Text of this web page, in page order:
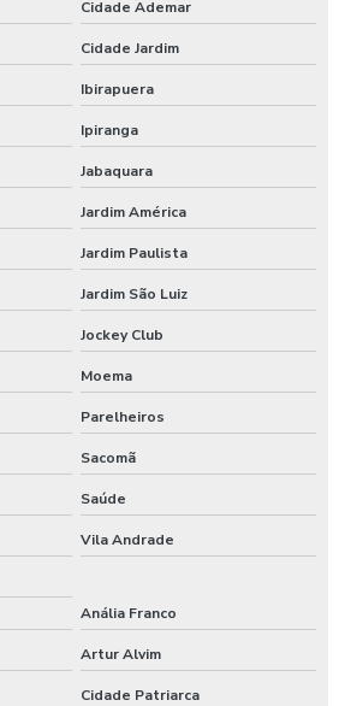
Cidade Ademar
Cidade Jardim
Ibirapuera
Ipiranga
Jabaquara
Jardim América
Jardim Paulista
Jardim São Luiz
Jockey Club
Moema
Parelheiros
Sacomã
Saúde
Vila Andrade
Anália Franco
Artur Alvim
Cidade Patriarca